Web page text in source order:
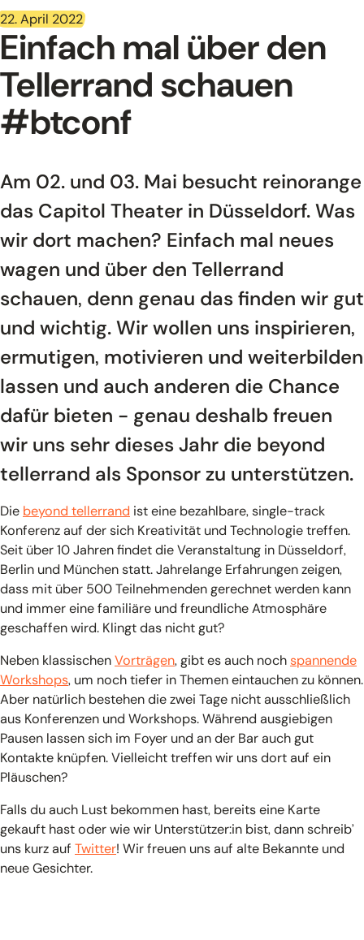
22. April 2022
Einfach mal über den
Tellerrand schauen
#btconf
Am 02. und 03. Mai besucht reinorange
das Capitol Theater in Düsseldorf. Was
wir dort machen? Einfach mal neues
wagen und über den Tellerrand
schauen, denn genau das finden wir gut
und wichtig. Wir wollen uns inspirieren,
ermutigen, motivieren und weiterbilden
lassen und auch anderen die Chance
dafür bieten - genau deshalb freuen
wir uns sehr dieses Jahr die beyond
tellerrand als Sponsor zu unterstützen.
Die beyond tellerrand ist eine bezahlbare, single-track
Konferenz auf der sich Kreativität und Technologie treffen.
Seit über 10 Jahren findet die Veranstaltung in Düsseldorf,
Berlin und München statt. Jahrelange Erfahrungen zeigen,
dass mit über 500 Teilnehmenden gerechnet werden kann
und immer eine familiäre und freundliche Atmosphäre
geschaffen wird. Klingt das nicht gut?
Neben klassischenVorträgen, gibt es auch nochspannende
Workshops, um noch tiefer in Themen eintauchen zu können.
Aber natürlich bestehen die zwei Tage nicht ausschließlich
aus Konferenzen und Workshops. Während ausgiebigen
Pausen lassen sich im Foyer und an der Bar auch gut
Kontakte knüpfen. Vielleicht treffen wir uns dort auf ein
Pläuschen?
Falls du auch Lust bekommen hast, bereits eine Karte
gekauft hast oder wie wir Unterstützer:in bist, dann schreib’
uns kurz auf Twitter! Wir freuen uns auf alte Bekannte und
neue Gesichter.